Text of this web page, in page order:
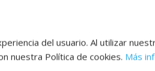
del usuario. Al utilizar
nuestra Política de cookies. Más